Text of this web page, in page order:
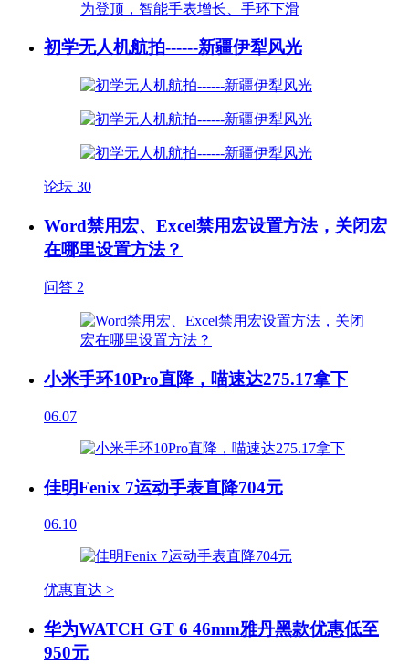
初学无人机航拍------新疆伊犁风光
论坛 30
Word禁用宏、Excel禁用宏设置方法，关闭宏
在哪里设置方法？
问答 2
小米手环10Pro直降，喵速达275.17拿下
06.07
佳明Fenix 7运动手表直降704元
06.10
优惠直达 >
华为WATCH GT 6 46mm雅丹黑款优惠低至
950元